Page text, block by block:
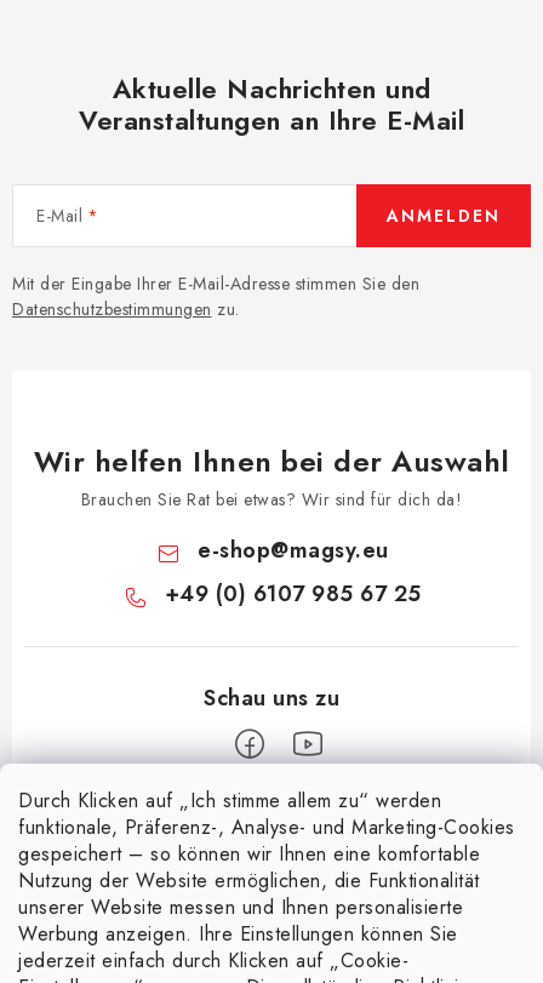
Durch Klicken auf „Ich stimme allem zu“ werden
funktionale, Präferenz-, Analyse- und Marketing-Cookies
gespeichert – so können wir Ihnen eine komfortable
Nutzung der Website ermöglichen, die Funktionalität
unserer Website messen und Ihnen personalisierte
Werbung anzeigen. Ihre Einstellungen können Sie
jederzeit einfach durch Klicken auf „Cookie-
Aktuelle Nachrichten und
Veranstaltungen an Ihre E-Mail
E-Mail
Mit der Eingabe Ihrer E-Mail-Adresse stimmen Sie den
Datenschutzbestimmungen zu.
ANMELDEN
Wir helfen Ihnen bei der Auswahl
Brauchen Sie Rat bei etwas? Wir sind für dich da!
e-shop@magsy.eu
+49 (0) 6107 985 67 25
Informace pro vás
Über uns
Handelsbedingungen
Nachricht
Entdecken Sie die Magie magnetischer Taschen